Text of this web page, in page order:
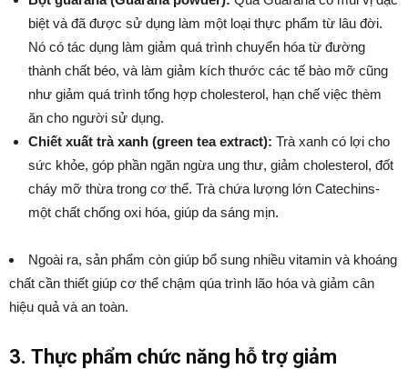
biệt và đã được sử dụng làm một loại thực phẩm từ lâu đời.
Nó có tác dụng làm giảm quá trình chuyển hóa từ đường
thành chất béo, và làm giảm kích thước các tế bào mỡ cũng
như giảm quá trình tổng hợp cholesterol, hạn chế việc thèm
ăn cho người sử dụng.
Chiết xuất trà xanh (green tea extract): Trà xanh có lợi cho
sức khỏe, góp phần ngăn ngừa ung thư, giảm cholesterol, đốt
cháy mỡ thừa trong cơ thể. Trà chứa lượng lớn Catechins-
một chất chống oxi hóa, giúp da sáng mịn.
Ngoài ra, sản phẩm còn giúp bổ sung nhiều vitamin và khoáng
chất cần thiết giúp cơ thể chậm qúa trình lão hóa và giảm cân
hiệu quả và an toàn.
3. Thực phẩm chức năng hỗ trợ giảm